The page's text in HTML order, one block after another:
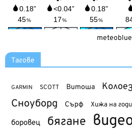
meteoblue
Тагове
GARMIN SCOTT Витоша
Сноуборд Сърф Хижа на
боровец бягане